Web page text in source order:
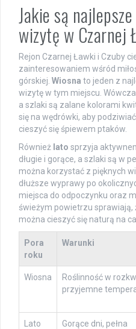
Jakie są
wizytę w Czarnej
Rejon Czarnej Ławki i Czuby
zainteresowaniem wśród
górskiej. Wiosna to jeden z
wizytę w tym miejscu.
a szlaki są zalane kolorami
się na wędrówki, aby
cieszyć się śpiewem ptaków.
Również lato sprzyja
długie i gorące, a szlaki są w
można korzystać z pięknych
dłuższe wyprawy po
miejsca do odpoczynku oraz
świeżym powietrzu sprawiają,
można cieszyć się naturą na
Pora
roku
Warunki
Wiosna
Roślinność w
przyjemne
Lato
Gorące dni, pełna